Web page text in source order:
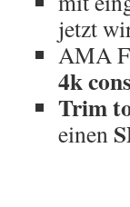
jetzt
AMA
4k
Trim
einen